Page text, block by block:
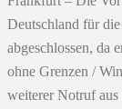
Deutschland für
abgeschlossen, da
ohne Grenzen /
weiterer Notruf aus